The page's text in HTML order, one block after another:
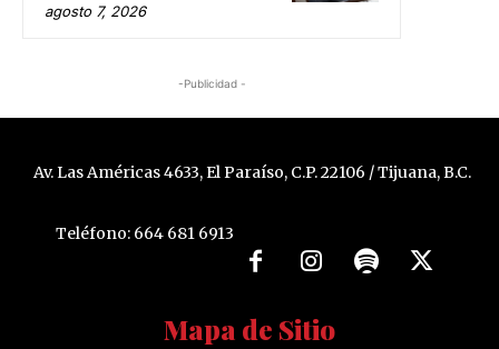
agosto 7, 2026
-Publicidad -
Av. Las Américas 4633, El Paraíso, C.P. 22106 / Tijuana, B.C.
Teléfono: 664 681 6913
Mapa de Sitio